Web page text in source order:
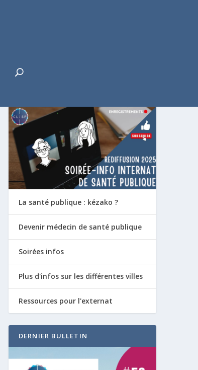
La santé publique : kézako ?
Devenir médecin de santé publique
Soirées infos
Plus d'infos sur les différentes villes
Ressources pour l'externat
DERNIER BULLETIN